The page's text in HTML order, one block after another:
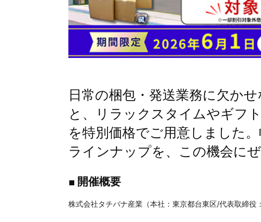
日常の梱包・発送業務に欠か
と、リラックスタイムやギフ
を特別価格でご用意しました
ラインナップを、この機会に
■ 開催概要
株式会社タチバナ産業（本社：東京都台東区/代表取締役